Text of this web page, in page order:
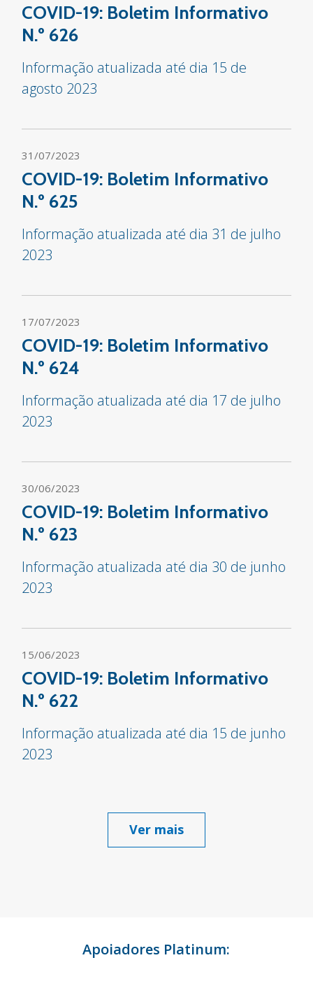
COVID-19: Boletim Informativo
N.º 626
Informação atualizada até dia 15 de
agosto 2023
31/07/2023
COVID-19: Boletim Informativo
N.º 625
Informação atualizada até dia 31 de julho
2023
17/07/2023
COVID-19: Boletim Informativo
N.º 624
Informação atualizada até dia 17 de julho
2023
30/06/2023
COVID-19: Boletim Informativo
N.º 623
Informação atualizada até dia 30 de junho
2023
15/06/2023
COVID-19: Boletim Informativo
N.º 622
Informação atualizada até dia 15 de junho
2023
Ver mais
Apoiadores Platinum: